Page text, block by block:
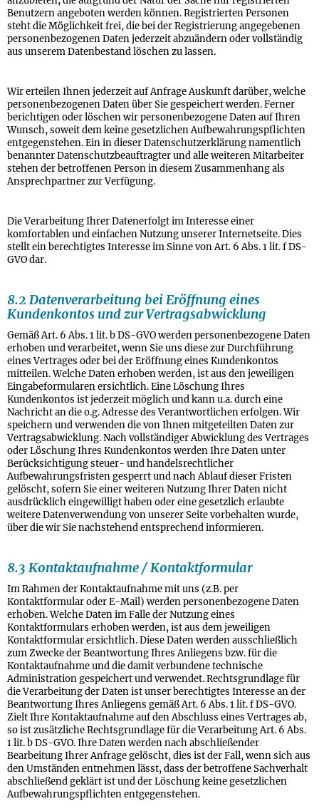
Benutzern angeboten werden können. Registrierten Personen
steht die Möglichkeit frei, die bei der Registrierung angegebenen
personenbezogenen Daten jederzeit abzuändern oder vollständig
aus unserem Datenbestand löschen zu lassen.
Wir erteilen Ihnen jederzeit auf Anfrage Auskunft darüber, welche
personenbezogenen Daten über Sie gespeichert werden. Ferner
berichtigen oder löschen wir personenbezogene Daten auf Ihren
Wunsch, soweit dem keine gesetzlichen Aufbewahrungspflichten
entgegenstehen. Ein in dieser Datenschutzerklärung namentlich
benannter Datenschutzbeauftragter und alle weiteren Mitarbeiter
stehen der betroffenen Person in diesem Zusammenhang als
Ansprechpartner zur Verfügung.
Die Verarbeitung Ihrer Datenerfolgt im Interesse einer
komfortablen und einfachen Nutzung unserer Internetseite. Dies
stellt ein berechtigtes Interesse im Sinne von Art. 6 Abs. 1 lit. f DS-
GVO dar.
8.2 Datenverarbeitung bei Eröffnung eines
Kundenkontos und zur Vertragsabwicklung
Gemäß Art. 6 Abs. 1 lit. b DS-GVO werden personenbezogene Daten
erhoben und verarbeitet, wenn Sie uns diese zur Durchführung
eines Vertrages oder bei der Eröffnung eines Kundenkontos
mitteilen. Welche Daten erhoben werden, ist aus den jeweiligen
Eingabeformularen ersichtlich. Eine Löschung Ihres
Kundenkontos ist jederzeit möglich und kann u.a. durch eine
Nachricht an die o.g. Adresse des Verantwortlichen erfolgen. Wir
speichern und verwenden die von Ihnen mitgeteilten Daten zur
Vertragsabwicklung. Nach vollständiger Abwicklung des Vertrages
oder Löschung Ihres Kundenkontos werden Ihre Daten unter
Berücksichtigung steuer- und handelsrechtlicher
Aufbewahrungsfristen gesperrt und nach Ablauf dieser Fristen
gelöscht, sofern Sie einer weiteren Nutzung Ihrer Daten nicht
ausdrücklich eingewilligt haben oder eine gesetzlich erlaubte
weitere Datenverwendung von unserer Seite vorbehalten wurde,
über die wir Sie nachstehend entsprechend informieren.
8.3 Kontaktaufnahme / Kontaktformular
Im Rahmen der Kontaktaufnahme mit uns (z.B. per
Kontaktformular oder E-Mail) werden personenbezogene Daten
erhoben. Welche Daten im Falle der Nutzung eines
Kontaktformulars erhoben werden, ist aus dem jeweiligen
Kontaktformular ersichtlich. Diese Daten werden ausschließlich
zum Zwecke der Beantwortung Ihres Anliegens bzw. für die
Kontaktaufnahme und die damit verbundene technische
Administration gespeichert und verwendet. Rechtsgrundlage für
die Verarbeitung der Daten ist unser berechtigtes Interesse an der
Beantwortung Ihres Anliegens gemäß Art. 6 Abs. 1 lit. f DS-GVO.
Zielt Ihre Kontaktaufnahme auf den Abschluss eines Vertrages ab,
so ist zusätzliche Rechtsgrundlage für die Verarbeitung Art. 6 Abs.
1 lit. b DS-GVO. Ihre Daten werden nach abschließender
Bearbeitung Ihrer Anfrage gelöscht, dies ist der Fall, wenn sich aus
den Umständen entnehmen lässt, dass der betroffene Sachverhalt
abschließend geklärt ist und der Löschung keine gesetzlichen
Aufbewahrungspflichten entgegenstehen.